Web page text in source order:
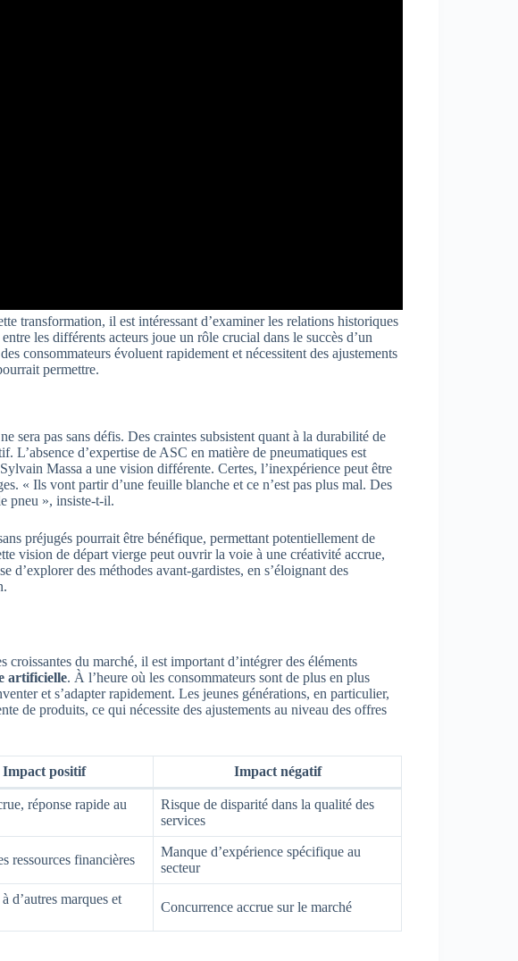
transformation, il est intéressant d’examiner les relations historiques
les différents acteurs joue un rôle crucial dans le succès d’un
consommateurs évoluent rapidement et nécessitent des ajustements
permettre.
sera pas sans défis. Des craintes subsistent quant à la durabilité de
L’absence d’expertise de ASC en matière de pneumatiques est
Massa a une vision différente. Certes, l’inexpérience peut être
« Ils vont partir d’une feuille blanche et ce n’est pas plus mal. Des
pneu », insiste-t-il.
préjugés pourrait être bénéfique, permettant potentiellement de
vision de départ vierge peut ouvrir la voie à une créativité accrue,
d’explorer des méthodes avant-gardistes, en s’éloignant des
du marché, il est important d’intégrer des éléments
artificielle. À l’heure où les consommateurs sont de plus en plus
et s’adapter rapidement. Les jeunes générations, en particulier,
de produits, ce qui nécessite des ajustements au niveau des offres
Impact positif Impact négatif
réponse rapide au
Risque de disparité dans la qualité des
services
ressources financières
Manque d’expérience spécifique au
secteur
d’autres marques et
Concurrence accrue sur le marché